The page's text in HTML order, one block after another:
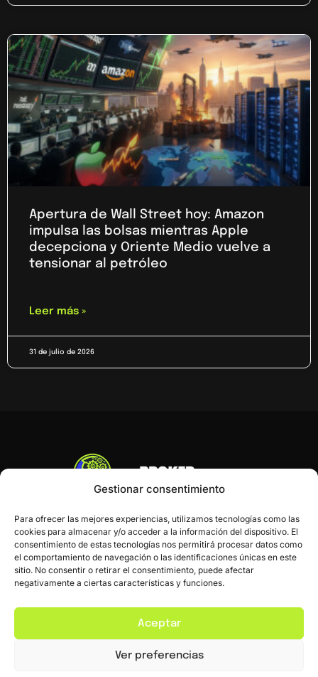
Gestionar consentimiento
Para ofrecer las mejores experiencias, utilizamos tecnologías como las
cookies para almacenar y/o acceder a la información del dispositivo. El
consentimiento de estas tecnologías nos permitirá procesar datos como
el comportamiento de navegación o las identificaciones únicas en este
sitio. No consentir o retirar el consentimiento, puede afectar
negativamente a ciertas características y funciones.
Aceptar
Ver preferencias
Apertura de Wall Street hoy: Amazon
impulsa las bolsas mientras Apple
decepciona y Oriente Medio vuelve a
tensionar al petróleo
Leer más »
31 de julio de 2026
InicioBlogContacto